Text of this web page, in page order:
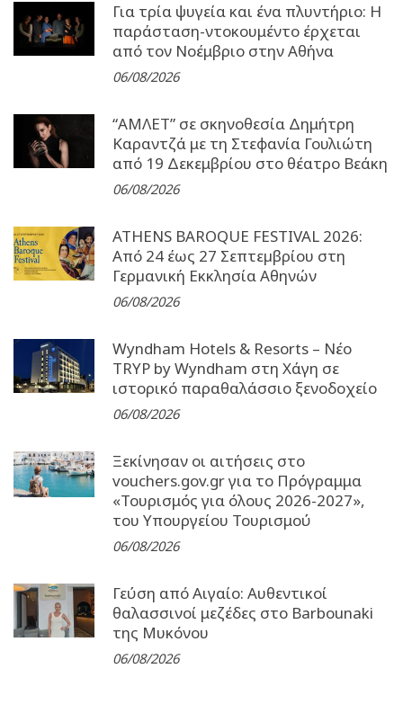
Για τρία ψυγεία και ένα πλυντήριο: Η
παράσταση-ντοκουμέντο έρχεται
από τον Νοέμβριο στην Αθήνα
06/08/2026
“ΑΜΛΕΤ” σε σκηνοθεσία Δημήτρη
Καραντζά με τη Στεφανία Γουλιώτη
από 19 Δεκεμβρίου στο θέατρο Βεάκη
06/08/2026
ATHENS BAROQUE FESTIVAL 2026:
Από 24 έως 27 Σεπτεµβρίου στη
Γερµανική Εκκλησία Αθηνών
06/08/2026
Wyndham Hotels & Resorts – Νέο
TRYP by Wyndham στη Χάγη σε
ιστορικό παραθαλάσσιο ξενοδοχείο
06/08/2026
Ξεκίνησαν οι αιτήσεις στο
vouchers.gov.gr για το Πρόγραμμα
«Τουρισμός για όλους 2026-2027»,
του Υπουργείου Τουρισμού
06/08/2026
Γεύση από Αιγαίο: Αυθεντικοί
θαλασσινοί μεζέδες στο Barbounaki
της Μυκόνου
06/08/2026